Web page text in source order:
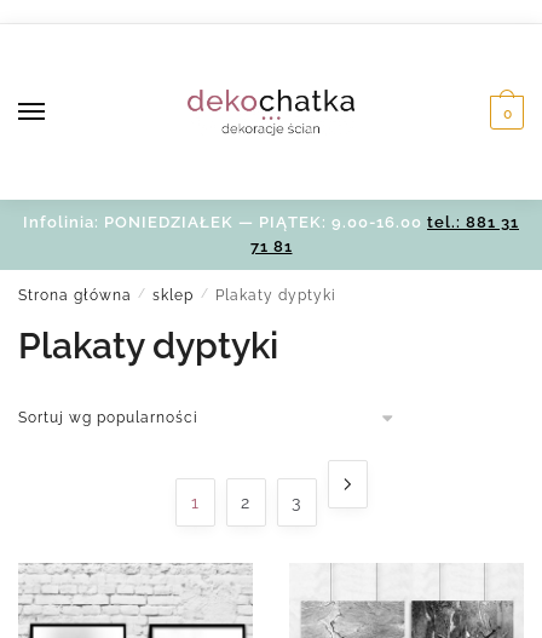
0
Infolinia: PONIEDZIAŁEK — PIĄTEK: 9.00-16.00 tel.: 881 31
71 81
Strona główna / sklep / Plakaty dyptyki
Plakaty dyptyki
1 2 3